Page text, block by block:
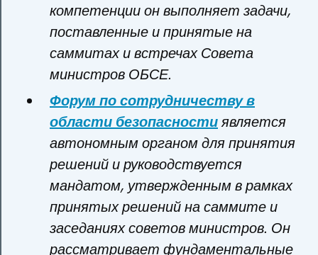
компетенции он выполняет задачи,
поставленные и принятые на
саммитах и встречах Совета
министров ОБСЕ.
Форум по сотрудничеству в
области безопасностиявляется
автономным органом для принятия
решений и руководствуется
мандатом, утвержденным в рамках
принятых решений на саммите и
заседаниях советов министров. Он
рассматривает фундаментальные